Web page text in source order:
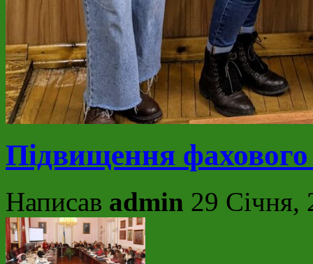
Підвищення фахового
Написав admin 29 Січня,